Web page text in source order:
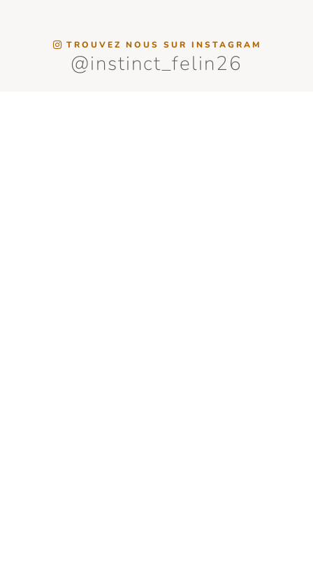
TROUVEZ NOUS SUR INSTAGRAM
@instinct_felin26